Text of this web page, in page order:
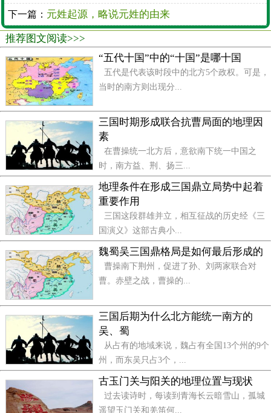
卜、起卦等下层职业身份，并且多与道教靠拢，发展
出驱鬼辟邪、相看风水等职业。
下一篇： 元姓起源，略说元姓的由来
推荐图文阅读>>>
“五代十国”中的“十国”是哪十国
五代是代表该时段中的北方5个政权。可是，
当时的南方则出现分...
三国时期形成联合抗曹局面的地理因
素
在曹操统一北方后，意欲南下统一中国之
时，南方益、荆、扬三...
地理条件在形成三国鼎立局势中起着
重要作用
三国这段群雄并立，相互征战的历史经《三
国演义》这部古典小...
魏蜀吴三国鼎格局是如何最后形成的
曹操南下荆州，促进了孙、刘两家联合对
曹。赤壁之战，曹操的...
三国后期为什么北方能统一南方的
吴、蜀
从占有的地域来说，魏占有全国13个州的9个
州，而东吴只占3个，...
古玉门关与阳关的地理位置与现状
过去读诗时，每读到青海长云暗雪山，孤城
遥望玉门关和羌笛何...